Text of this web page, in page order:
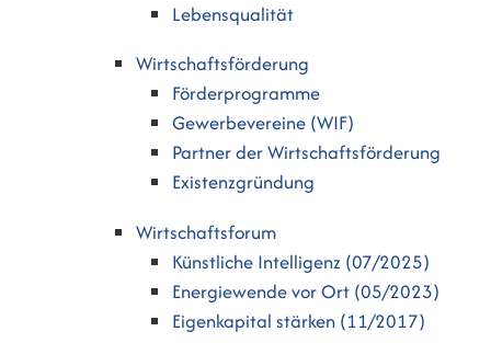
Lebensqualität
Wirtschaftsförderung
Förderprogramme
Gewerbevereine (WIF)
Partner der Wirtschaftsförderung
Existenzgründung
Wirtschaftsforum
Künstliche Intelligenz (07/2025)
Energiewende vor Ort (05/2023)
Eigenkapital stärken (11/2017)